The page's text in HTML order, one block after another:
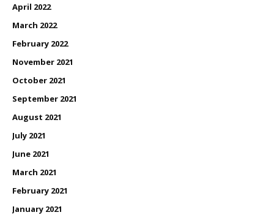
April 2022
March 2022
February 2022
November 2021
October 2021
September 2021
August 2021
July 2021
June 2021
March 2021
February 2021
January 2021